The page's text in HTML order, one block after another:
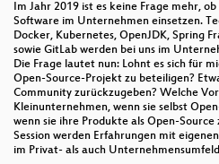
Im Jahr 2019 ist es keine Frage mehr,
Software im Unternehmen einsetzen.
Docker, Kubernetes, OpenJDK, Spring
sowie GitLab werden bei uns im
Die Frage lautet nun: Lohnt es sich für
Open-Source-Projekt zu beteiligen?
Community zurückzugeben? Welche
Kleinunternehmen, wenn sie selbst
wenn sie ihre Produkte als Open-
Session werden Erfahrungen mit
im Privat- als auch